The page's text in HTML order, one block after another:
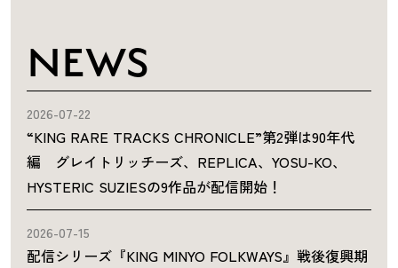
NEWS
2026-07-22
“KING RARE TRACKS CHRONICLE”第2弾は90年代
編 グレイトリッチーズ、REPLICA、YOSU-KO、
HYSTERIC SUZIESの9作品が配信開始！
2026-07-15
配信シリーズ『KING MINYO FOLKWAYS』戦後復興期